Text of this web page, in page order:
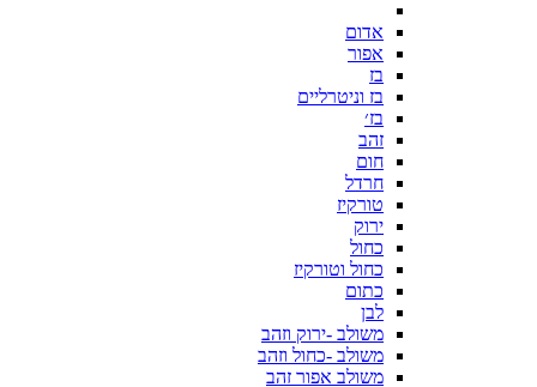
אדום
אפור
בז
בז וניטרליים
בז׳
זהב
חום
חרדל
טורקיז
ירוק
כחול
כחול וטורקיז
כתום
לבן
משולב -ירוק וזהב
משולב -כחול וזהב
משולב אפור זהב